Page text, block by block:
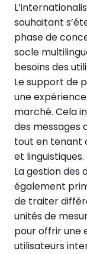
souhaitant
phase de
socle
besoins des
Le support de
une
marché. Cela
des messages
tout en tenant
et linguistiques.
La gestion des
également
de traiter
unités de
pour offrir une
utilisateurs